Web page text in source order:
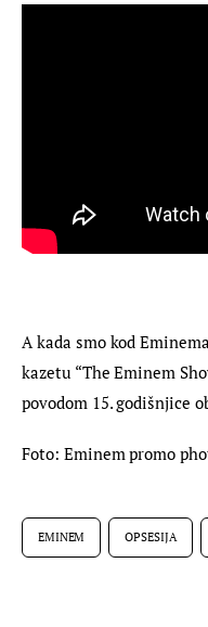
A kada smo kod
kazetu “The Eminem
povodom 15. godišnjice
Foto: Eminem promo
EMINEM OPSESIJA